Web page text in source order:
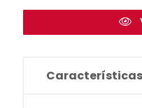
Características